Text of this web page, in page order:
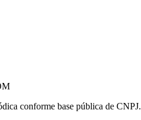
conforme base pública de CNPJ.